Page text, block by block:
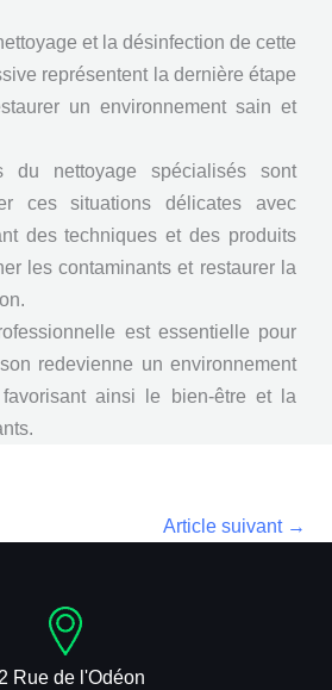
et la désinfection de cette
représentent la dernière étape
un environnement sain et
du nettoyage spécialisés sont
ces situations délicates avec
des techniques et des produits
les contaminants et restaurer la
est essentielle pour
redevienne un environnement
ainsi le bien-être et la
Article suivant →
Rue de l'Odéon